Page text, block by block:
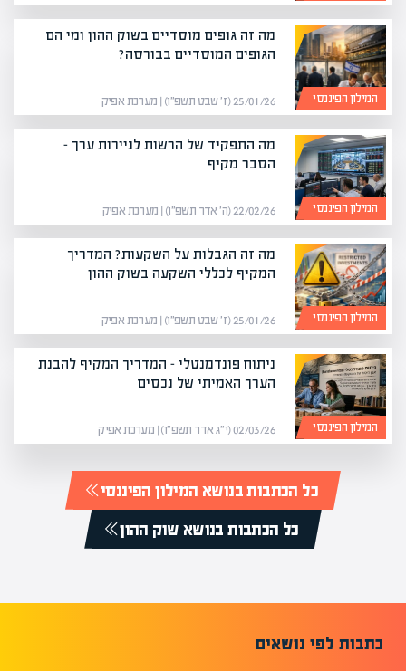
המילון הפיננסי
מה זה גופים מוסדיים בשוק ההון ומי הם
הגופים המוסדיים בבורסה?
25/01/26 (ז׳ שבט תשפ״ו) | מערכת אפיק
המילון הפיננסי
מה התפקיד של הרשות לניירות ערך –
הסבר מקיף
22/02/26 (ה׳ אדר תשפ״ו) | מערכת אפיק
המילון הפיננסי
מה זה הגבלות על השקעות? המדריך
המקיף לכללי השקעה בשוק ההון
25/01/26 (ז׳ שבט תשפ״ו) | מערכת אפיק
המילון הפיננסי
ניתוח פונדמנטלי – המדריך המקיף להבנת
הערך האמיתי של נכסים
02/03/26 (י״ג אדר תשפ״ו) | מערכת אפיק
כל הכתבות בנושא המילון הפיננסי
כל הכתבות בנושא שוק ההון
כתבות לפי נושאים